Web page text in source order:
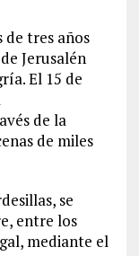
de tres años
Jerusalén
El 15 de
de la
de miles
se
entre los
mediante el